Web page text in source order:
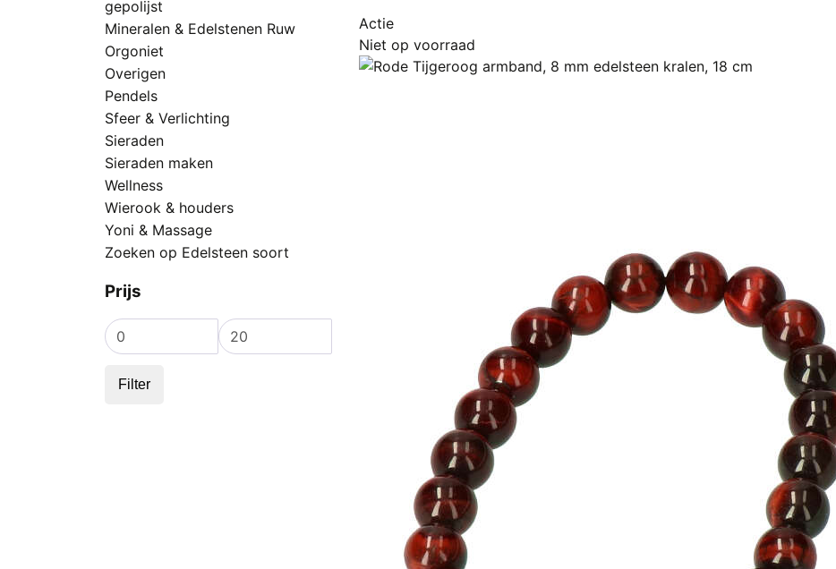
gepolijst
Mineralen & Edelstenen Ruw
Orgoniet
Overigen
Pendels
Sfeer & Verlichting
Sieraden
Sieraden maken
Wellness
Wierook & houders
Yoni & Massage
Zoeken op Edelsteen soort
Prijs
prijs
prijs
Filter
€ 9,95.
Actie
Niet op voorraad